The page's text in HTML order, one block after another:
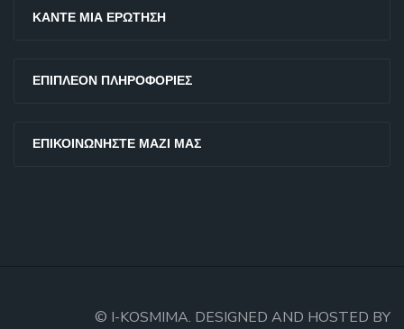
ΚΆΝΤΕ ΜΙΑ ΕΡΏΤΗΣΗ
ΕΠΙΠΛΈΟΝ ΠΛΗΡΟΦΟΡΊΕΣ
ΕΠΙΚΟΙΝΩΝΉΣΤΕ ΜΑΖΊ ΜΑΣ
© I-KOSMIMA. DESIGNED AND HOSTED BY